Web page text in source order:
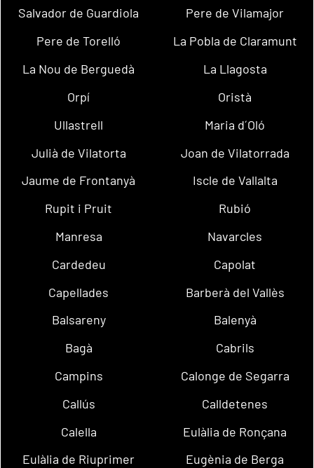
Salvador de Guardiola
Pere de Vilamajor
Pere de Torelló
La Pobla de Claramunt
La Nou de Berguedà
La Llagosta
Orpí
Oristà
Ullastrell
Maria d´Oló
Julià de Vilatorta
Joan de Vilatorrada
Jaume de Frontanyà
Iscle de Vallalta
Rupit i Pruit
Rubió
Manresa
Navarcles
Cardedeu
Capolat
Capellades
Barberà del Vallès
Balsareny
Balenyà
Bagà
Cabrils
Campins
Calonge de Segarra
Callús
Calldetenes
Calella
Eulàlia de Ronçana
Eulàlia de Riuprimer
Eugènia de Berga